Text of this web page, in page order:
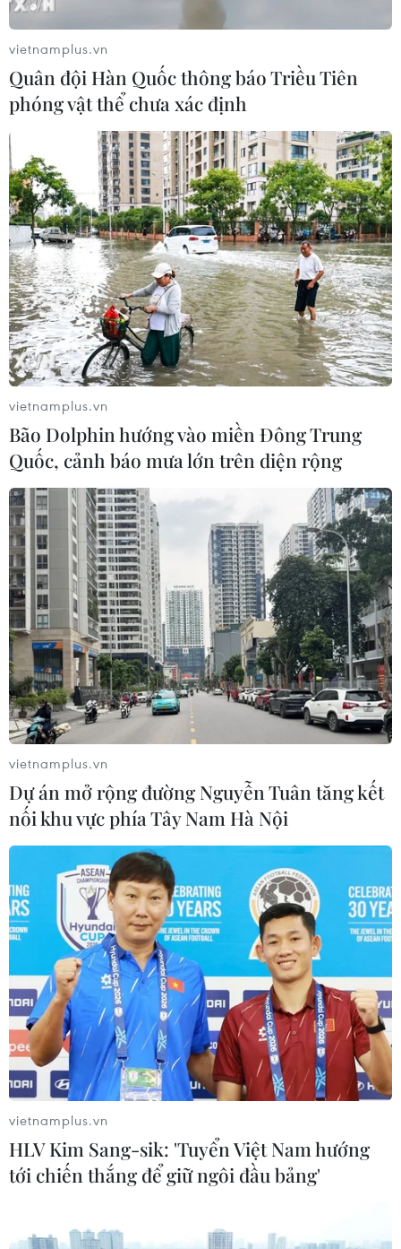
Nhiều xe bị chết máy khi đi vào Khu công nghiệp Giao Long.
(Ảnh: Huỳnh Phúc Hậu/TTXVN)
Nước ngập sâu khiến nhiều xe máy không thể di chuyển được
trong Khu công nghiệp Giao Long. (Ảnh: Huỳnh Phúc
Hậu/TTXVN)
Nước ngập mênh mông trên các tuyến đường trong khu công
nghiệp Giao Long. (Ảnh: Huỳnh Phúc Hậu/TTXVN)
Nước ngập sâu trên các tuyến đường trong Khu công nghiệp
Giao Long. (Ảnh: Huỳnh Phúc Hậu/TTXVN)
(TTXVN/Vietnam+)
vietnamplus.vn
Quân đội Hàn Quốc thông báo Triều Tiên
phóng vật thể chưa xác định
vietnamplus.vn
Bão Dolphin hướng vào miền Đông Trung
Quốc, cảnh báo mưa lớn trên diện rộng
vietnamplus.vn
Dự án mở rộng đường Nguyễn Tuân tăng kết
nối khu vực phía Tây Nam Hà Nội
vietnamplus.vn
HLV Kim Sang-sik: 'Tuyển Việt Nam hướng
tới chiến thắng để giữ ngôi đầu bảng'